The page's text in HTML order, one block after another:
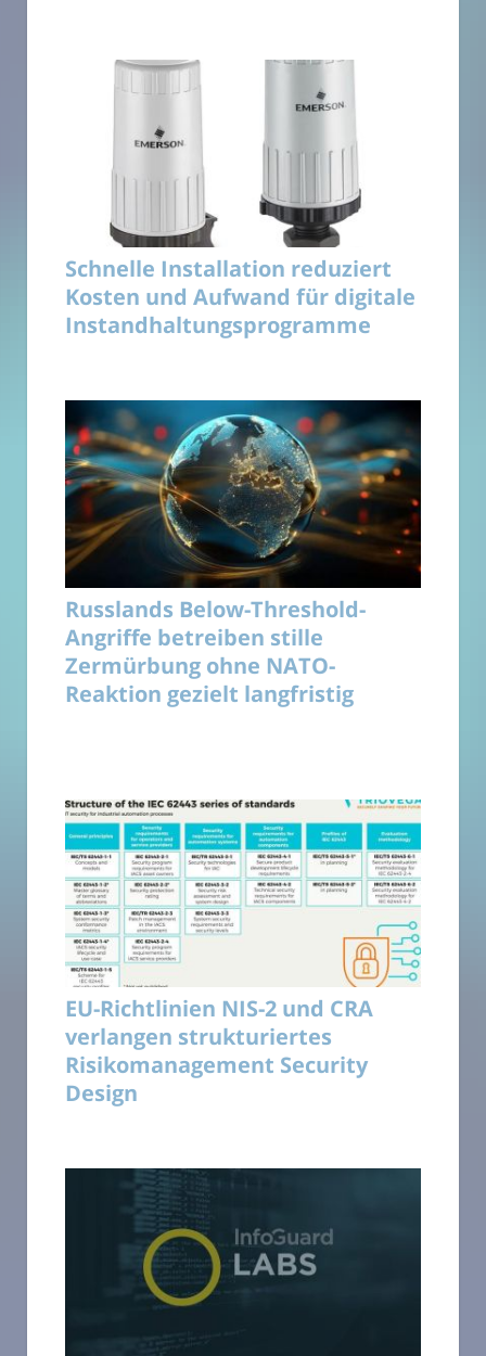
Schnelle Installation reduziert
Kosten und Aufwand für digitale
Instandhaltungsprogramme
Russlands Below-Threshold-
Angriffe betreiben stille
Zermürbung ohne NATO-
Reaktion gezielt langfristig
EU-Richtlinien NIS-2 und CRA
verlangen strukturiertes
Risikomanagement Security
Design